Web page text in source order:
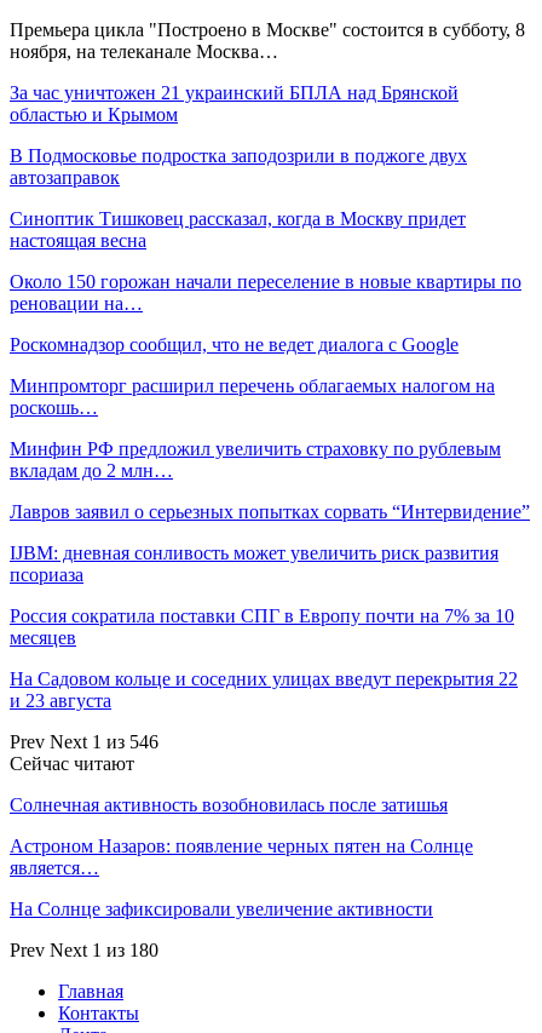
Премьера цикла "Построено в Москве" состоится в субботу, 8
ноября, на телеканале Москва…
За час уничтожен 21 украинский БПЛА над Брянской
областью и Крымом
В Подмосковье подростка заподозрили в поджоге двух
автозаправок
Синоптик Тишковец рассказал, когда в Москву придет
настоящая весна
Около 150 горожан начали переселение в новые квартиры по
реновации на…
Роскомнадзор сообщил, что не ведет диалога с Google
Минпромторг расширил перечень облагаемых налогом на
роскошь…
Минфин РФ предложил увеличить страховку по рублевым
вкладам до 2 млн…
Лавров заявил о серьезных попытках сорвать “Интервидение”
IJBM: дневная сонливость может увеличить риск развития
псориаза
Россия сократила поставки СПГ в Европу почти на 7% за 10
месяцев
На Садовом кольце и соседних улицах введут перекрытия 22
и 23 августа
Prev Next 1 из 546
Сейчас читают
Солнечная активность возобновилась после затишья
Астроном Назаров: появление черных пятен на Солнце
является…
На Солнце зафиксировали увеличение активности
Prev Next 1 из 180
Главная
Контакты